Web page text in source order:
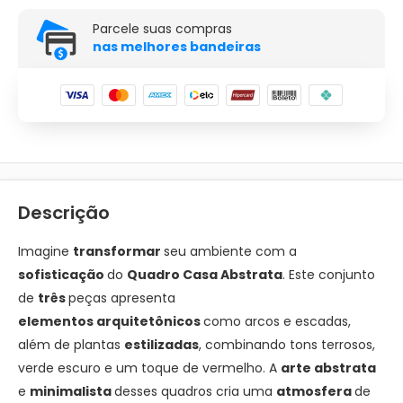
Parcele suas compras
nas melhores bandeiras
Descrição
Imagine transformar seu ambiente com a
sofisticação do Quadro Casa Abstrata. Este conjunto
de trêspeças apresenta
elementos arquitetônicoscomo arcos e escadas,
além de plantas estilizadas, combinando tons terrosos,
verde escuro e um toque de vermelho. A arte abstrata
e minimalistadesses quadros cria uma atmosferade